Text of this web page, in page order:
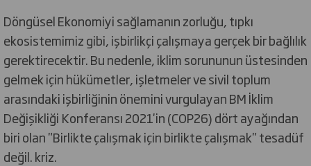
Döngüsel Ekonomiyi sağlamanın zorluğu, tıpkı
ekosistemimiz gibi, işbirlikçi çalışmaya gerçek bir bağlılık
gerektirecektir. Bu nedenle, iklim sorununun üstesinden
gelmek için hükümetler, işletmeler ve sivil toplum
arasındaki işbirliğinin önemini vurgulayan BM İklim
Değişikliği Konferansı 2021'in (COP26) dört ayağından
biri olan "Birlikte çalışmak için birlikte çalışmak" tesadüf
değil. kriz.